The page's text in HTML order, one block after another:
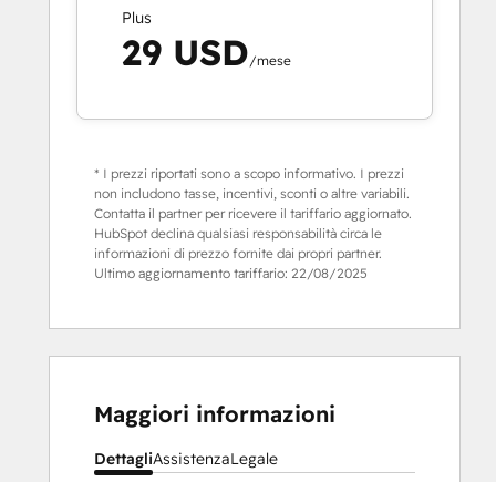
Plus
29 USD/mese
* I prezzi riportati sono a scopo informativo. I prezzi
non includono tasse, incentivi, sconti o altre variabili.
Contatta il partner per ricevere il tariffario aggiornato.
HubSpot declina qualsiasi responsabilità circa le
informazioni di prezzo fornite dai propri partner.
Ultimo aggiornamento tariffario: 22/08/2025
Maggiori informazioni
DettagliAssistenzaLegale